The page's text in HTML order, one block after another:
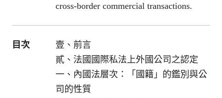
cross-border commercial transactions.
目次
壹、前言
貳、法國國際私法上外國公司之認定
一、內國法層次：「國籍」的鑑別與公
司的性質